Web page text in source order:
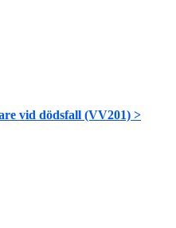
vid dödsfall (VV201) >